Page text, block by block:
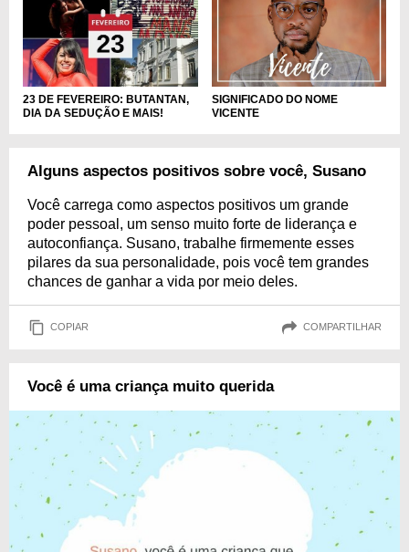
23 DE FEVEREIRO: BUTANTAN,
DIA DA SEDUÇÃO E MAIS!
SIGNIFICADO DO NOME
VICENTE
Alguns aspectos positivos sobre você, Susano
Você carrega como aspectos positivos um grande
poder pessoal, um senso muito forte de liderança e
autoconfiança. Susano, trabalhe firmemente esses
pilares da sua personalidade, pois você tem grandes
chances de ganhar a vida por meio deles.
COPIAR COMPARTILHAR
Você é uma criança muito querida